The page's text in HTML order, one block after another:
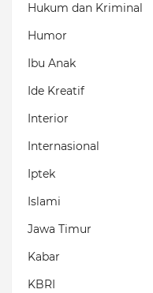
Hukum dan Kriminal
Humor
Ibu Anak
Ide Kreatif
Interior
Internasional
Iptek
Islami
Jawa Timur
Kabar
KBRI